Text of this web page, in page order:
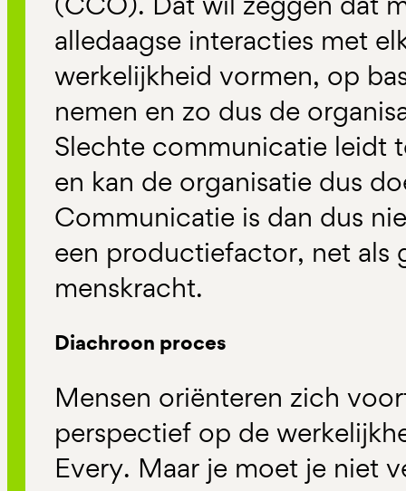
alledaagse interacties met
werkelijkheid vormen, op
nemen en zo dus de
Slechte communicatie leidt
en kan de organisatie dus
Communicatie is dan dus
een productiefactor, net als
menskracht.
Diachroon proces
Mensen oriënteren zich
perspectief op de
Every. Maar je moet je niet